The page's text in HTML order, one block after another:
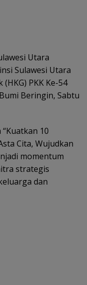
Utara
Sulawesi Utara
PKK Ke-54
Beringin, Sabtu
10
Cita, Wujudkan
momentum
strategis
dan